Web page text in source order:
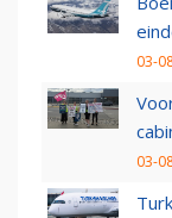
03-
03-